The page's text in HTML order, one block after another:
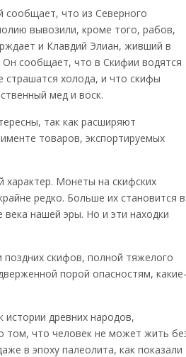
сообщает, что из Северного
вывозили, кроме того, рабов,
и Клавдий Элиан, живший в
сообщает, что в Скифии водятся
страшатся холода, и что скифы
мед и воск.
так как расширяют
товаров, экспортируемых
характер. Монеты на скифских
редко. Больше их становится в
нашей эры. Но и эти находки
скифов, полной тяжелого
порой опасностям, какие-
древних народов,
том, что человек не может жить
в эпоху палеолита, как показали